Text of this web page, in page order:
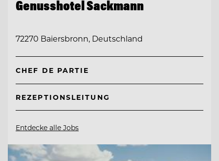
Genusshotel Sackmann
72270 Baiersbronn, Deutschland
CHEF DE PARTIE
REZEPTIONSLEITUNG
Entdecke alle Jobs